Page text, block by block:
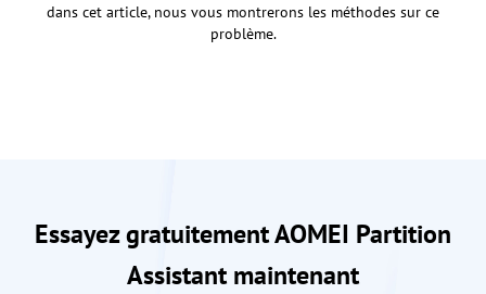
dans cet article, nous vous montrerons les méthodes sur ce
problème.
Essayez gratuitement AOMEI Partition
Assistant maintenant